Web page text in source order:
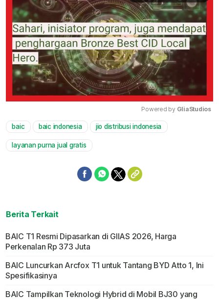
Powered by GliaStudios
baic baic indonesia jio distribusi indonesia
layanan purna jual gratis
Berita Terkait
BAIC T1 Resmi Dipasarkan di GIIAS 2026, Harga
Perkenalan Rp 373 Juta
BAIC Luncurkan Arcfox T1 untuk Tantang BYD Atto 1, Ini
Spesifikasinya
BAIC Tampilkan Teknologi Hybrid di Mobil BJ30 yang